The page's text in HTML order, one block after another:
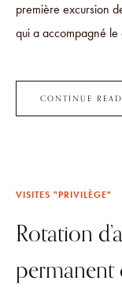
première excursion
qui a accompagné le
CONTINUE
VISITES "PRIVILÈGE"
Rotation
permanent